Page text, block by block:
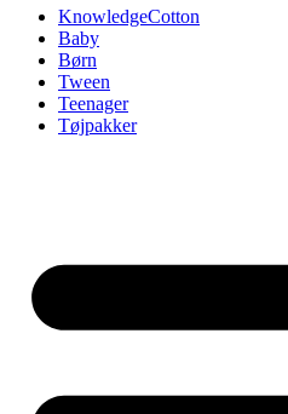
KnowledgeCotton
Baby
Børn
Tween
Teenager
Tøjpakker